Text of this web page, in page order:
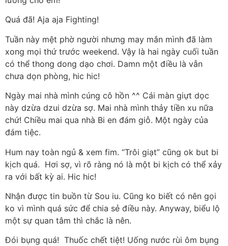
Quá đã! Aja aja Fighting!
Tuần này mệt phờ người nhưng may mắn mình đã làm
xong mọi thứ trước weekend. Vậy là hai ngày cuối tuần
có thể thong dong dạo chơi. Damn một điều là vẫn
chưa dọn phòng, hic hic!
Ngày mai nhà mình cúng cô hồn ^^ Cái màn giựt dọc
này dzừa dzui dzừa sợ. Mai nhà mình thảy tiền xu nữa
chứ! Chiều mai qua nhà Bi en đám giỗ. Một ngày của
đám tiệc.
Hum nay toàn ngủ & xem fim. “Trôi giạt” cũng ok but bi
kịch quá. Hơi sợ, vì rõ ràng nó là một bi kịch có thể xảy
ra với bất kỳ ai. Hic hic!
Nhận được tin buồn từ Sou iu. Cũng ko biết có nên gọi
ko vì mình quá sức để chia sẻ điều này. Anyway, biểu lộ
một sự quan tâm thì chắc là nên.
Đói bụng quá! Thuốc chết tiệt! Uống nước rùi ôm bụng